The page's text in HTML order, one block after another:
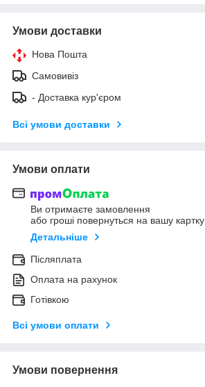
Умови доставки
Нова Пошта
Самовивіз
- Доставка кур'єром
Всі умови доставки
Умови оплати
Ви отримаєте замовлення
або гроші повернуться на вашу картку
Детальніше
Післяплата
Оплата на рахунок
Готівкою
Всі умови оплати
Умови повернення